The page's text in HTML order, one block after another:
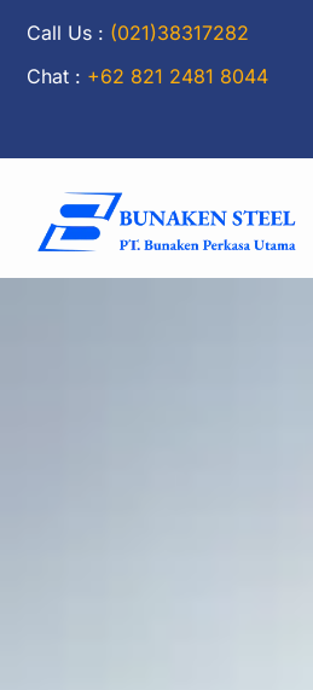
Call Us : (021)38317282
Chat : +62 821 2481 8044